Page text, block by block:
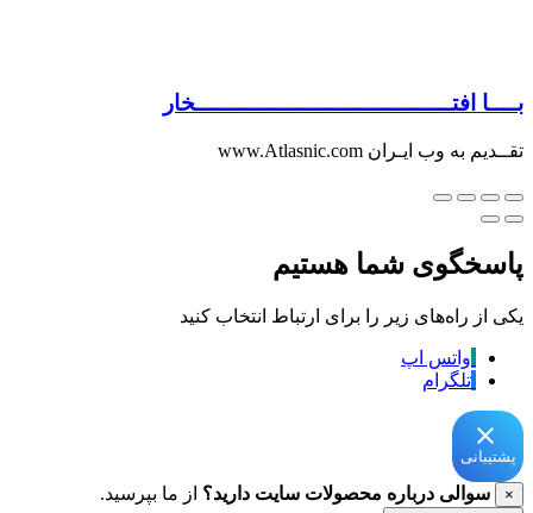
بــــا افتــــــــــــــــــــــــــــــــــــخار
تقــدیم به وب ایـران www.Atlasnic.com
پاسخگوی شما هستیم
یکی از راه‌های زیر را برای ارتباط انتخاب کنید
واتس اپ
تلگرام
پشتیبانی
× سوالی درباره محصولات سایت دارید؟ از ما بپرسید.